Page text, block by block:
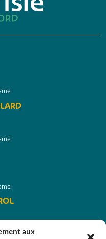
aux